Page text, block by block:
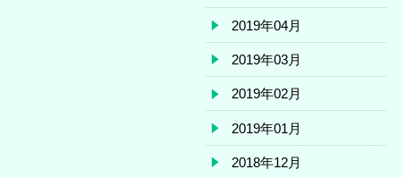
2019年04月
2019年03月
2019年02月
2019年01月
2018年12月